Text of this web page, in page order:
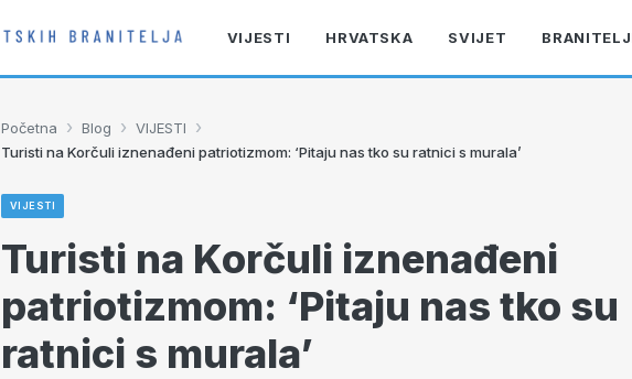
VIJESTI HRVATSKA SVIJET
Početna › Blog › VIJESTI ›
Turisti na Korčuli iznenađeni patriotizmom: ‘Pitaju nas tko su ratnici s murala’
VIJESTI
Turisti na Korčuli iznenađeni
patriotizmom: ‘Pitaju nas tko su
ratnici s murala’